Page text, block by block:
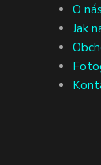
O nás
Jak